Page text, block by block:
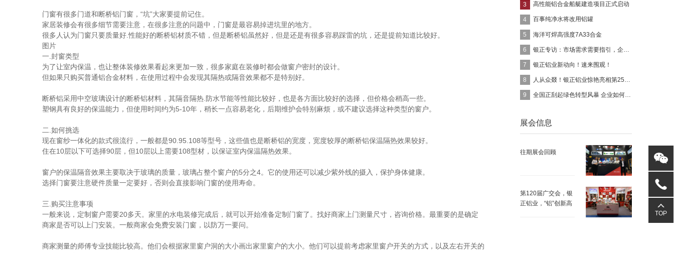
门窗有很多门道和断桥铝门窗 ，“坑”大家要提前记住。
家居装修会有很多细节需要注意，在很多注意的问题中，门窗是最容易掉进坑里的地方。
很多人认为门窗只要质量好.性能好的断桥铝材质不错，但是断桥铝虽然好，但是还是有很多容易踩雷的坑，还是提前知道比较好。
图片
一.封窗类型
为了让室内保温，也让整体装修效果看起来更加一致，很多家庭在装修时都会做窗户密封的设计。
但如果只购买普通铝合金材料，在使用过程中会发现其隔热或隔音效果都不是特别好。
断桥铝采用中空玻璃设计的断桥铝材料，其隔音隔热.防水节能等性能比较好，也是各方面比较好的选择，但价格会稍高一些。
塑钢具有良好的保温能力，但使用时间约为5-10年，稍长一点容易老化，后期维护会特别麻烦，或不建议选择这种类型的窗户。
二.如何挑选
现在窗纱一体化的款式很流行，一般都是90.95.108等型号，这些值也是断桥铝的宽度，宽度较厚的断桥铝保温隔热效果较好。
住在10层以下可选择90层，但10层以上需要108型材，以保证室内保温隔热效果。
窗户的保温隔音效果主要取决于玻璃的质量，玻璃占整个窗户的5分之4。它的使用还可以减少紫外线的摄入，保护身体健康。
选择门窗要注意硬件质量一定要好，否则会直接影响门窗的使用寿命。
三.购买注意事项
一般来说，定制窗户需要20多天。家里的水电装修完成后，就可以开始准备定制门窗了。找好商家上门测量尺寸，咨询价格。最重要的是确定
商家是否可以上门安装。一般商家会免费安装门窗，以防万一要问。
商家测量的师傅专业技能比较高。他们会根据家里窗户洞的大小画出家里窗户的大小。他们可以提前考虑家里窗户开关的方式，以及左右开关的
3 高性能铝合金船艇建造项目正式启动
4 百事纯净水将改用铝罐
5 海洋可焊高强度7A33合金
6
7 银正铝业新动向！速来围观！
8
9
展会信息
往期展会回顾
第120届广交会，银
正铝业，“铝”创新高
TOP